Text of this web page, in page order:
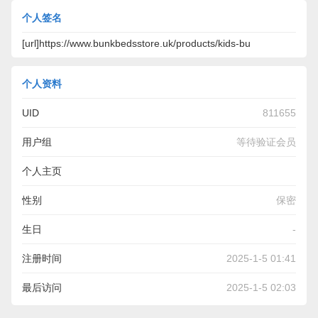
个人签名
[url]https://www.bunkbedsstore.uk/products/kids-bu
个人资料
UID 811655
用户组 等待验证会员
个人主页
https://www.bunkbedsstore.uk/products/kids-bunk-bed-
frame-with-slide-and-steps
性别 保密
生日 -
注册时间 2025-1-5 01:41
最后访问 2025-1-5 02:03